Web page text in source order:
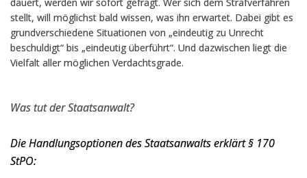
stellt, will möglichst bald wissen, was ihn erwartet. Dabei gibt es
grundverschiedene Situationen von „eindeutig zu Unrecht
beschuldigt“ bis „eindeutig überführt“. Und dazwischen liegt die
Vielfalt aller möglichen Verdachtsgrade.
Was tut der Staatsanwalt?
Die Handlungsoptionen des Staatsanwalts erklärt § 170
StPO: